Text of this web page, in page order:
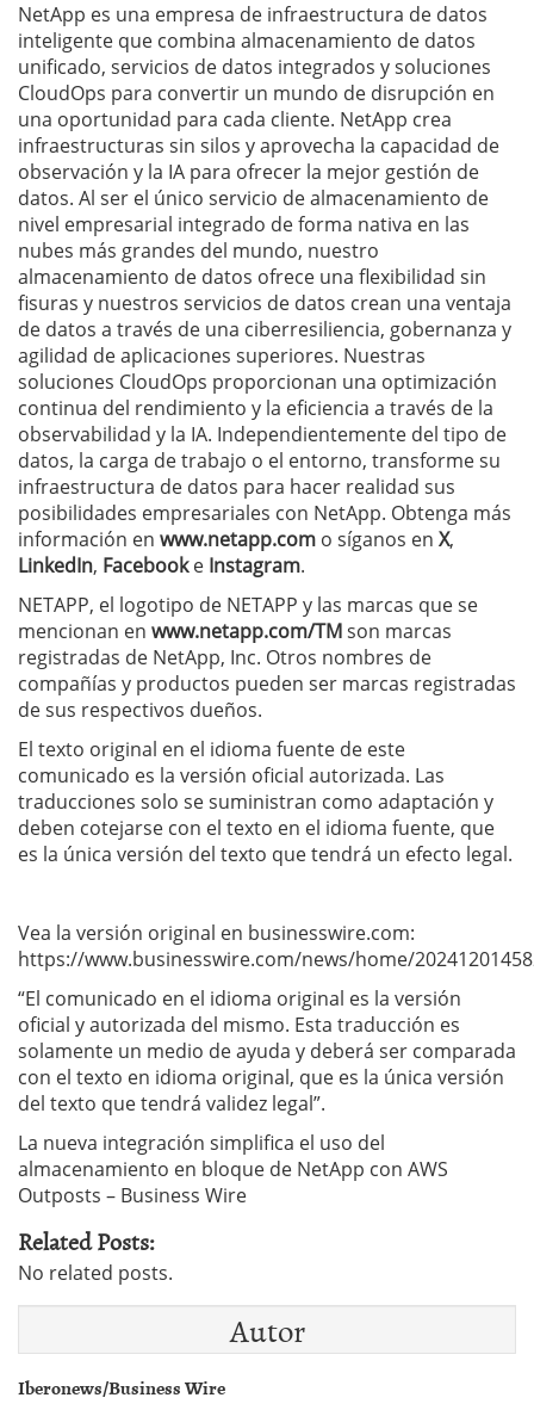
NetApp es una empresa de infraestructura de datos
inteligente que combina almacenamiento de datos
unificado, servicios de datos integrados y soluciones
CloudOps para convertir un mundo de disrupción en
una oportunidad para cada cliente. NetApp crea
infraestructuras sin silos y aprovecha la capacidad de
observación y la IA para ofrecer la mejor gestión de
datos. Al ser el único servicio de almacenamiento de
nivel empresarial integrado de forma nativa en las
nubes más grandes del mundo, nuestro
almacenamiento de datos ofrece una flexibilidad sin
fisuras y nuestros servicios de datos crean una ventaja
de datos a través de una ciberresiliencia, gobernanza y
agilidad de aplicaciones superiores. Nuestras
soluciones CloudOps proporcionan una optimización
continua del rendimiento y la eficiencia a través de la
observabilidad y la IA. Independientemente del tipo de
datos, la carga de trabajo o el entorno, transforme su
infraestructura de datos para hacer realidad sus
posibilidades empresariales con NetApp. Obtenga más
información en www.netapp.com o síganos en X,
LinkedIn, Facebooke Instagram.
NETAPP, el logotipo de NETAPP y las marcas que se
mencionan en www.netapp.com/TMson marcas
registradas de NetApp, Inc. Otros nombres de
compañías y productos pueden ser marcas registradas
de sus respectivos dueños.
El texto original en el idioma fuente de este
comunicado es la versión oficial autorizada. Las
traducciones solo se suministran como adaptación y
deben cotejarse con el texto en el idioma fuente, que
es la única versión del texto que tendrá un efecto legal.
Vea la versión original en businesswire.com:
https://www.businesswire.com/news/home/
“El comunicado en el idioma original es la versión
oficial y autorizada del mismo. Esta traducción es
solamente un medio de ayuda y deberá ser comparada
con el texto en idioma original, que es la única versión
del texto que tendrá validez legal”.
La nueva integración simplifica el uso del
almacenamiento en bloque de NetApp con AWS
Outposts – Business Wire
Related Posts:
No related posts.
Autor
Iberonews/Business Wire